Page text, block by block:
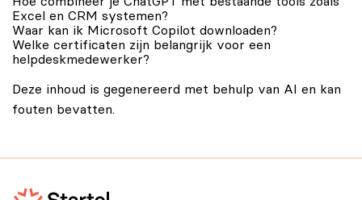
Excel en CRM systemen?
Waar kan ik Microsoft Copilot downloaden?
Welke certificaten zijn belangrijk voor een
helpdeskmedewerker?
Deze inhoud is gegenereerd met behulp van AI en kan
fouten bevatten.